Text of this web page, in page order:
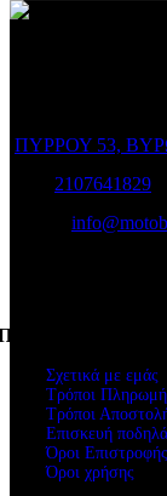
ΠΥΡΡΟΥ 53,
2107641829
Σχετικά με εμάς
Τρόποι
Τρόποι
Επισκευή
Όροι Επιστροφής
Όροι χρήσης